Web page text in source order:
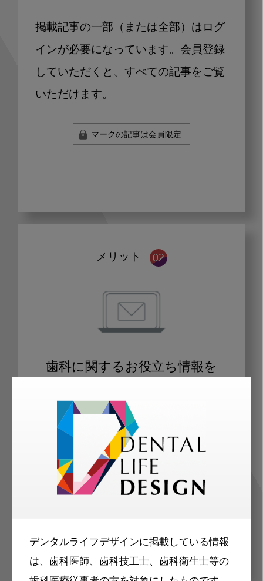
デンタルライフデザインに掲載している情報
は、歯科医師、歯科技工士、歯科衛生士等の
掲載記事の一部（または全部）はログ
インが必要になっています。会員登録
していただくと、すべての記事をご覧
いただけます。
マークの記事は会員限定
メリット
歯科に関するお役立ち情報を
ご登録いただいた職種（歯科医師、歯
科衛生士、歯科技工士）に合わせた内
容のメールマガジンをお届けします。